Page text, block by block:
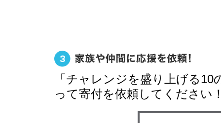
「チャレンジを盛り上げる
って寄付を依頼してください